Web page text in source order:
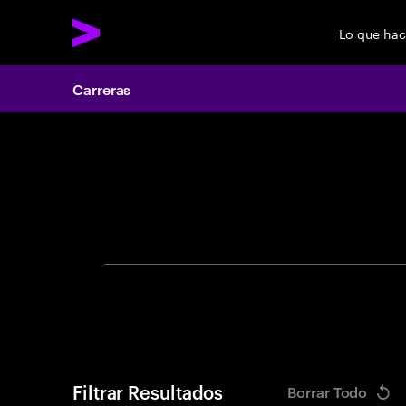
Lo que
Carreras
Filtrar Resultados Borrar Todo